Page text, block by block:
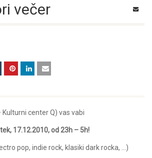
večer
Kulturni center Q) vas vabi
17.12.2010, od 23h – 5h!
pop, indie rock, klasiki dark rocka, …)